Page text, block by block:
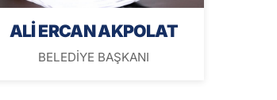
ALİ ERCAN AKPOLAT
BELEDİYE BAŞKANI